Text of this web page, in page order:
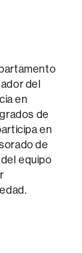
del
en
de
en
de
equipo